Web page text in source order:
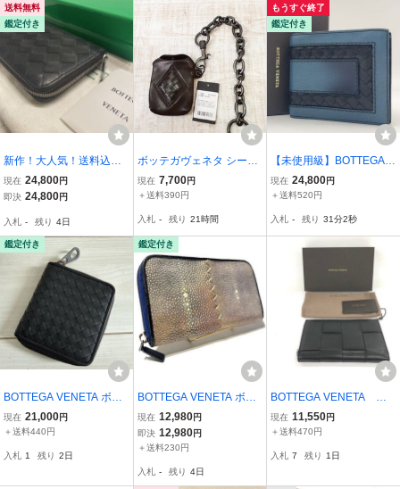
ラウンドジップ
送料無料
鑑定付き
新作！大人気！送料込
み！ BOTTEGA VENETA
ボッテガヴェネタ ラウン
ウォレット 長財布 イン
トレチャート ブラック
現在 24,800円
即決 24,800円
入札 - 残り 4日
ボッテガヴェネタ シープ
スキン コインポケット付
き ウォレットチェーン
Aランク】d6BE
現在 7,700円
＋送料390円
入札 - 残り 21時間
もうすぐ終了
鑑定付き
【未使用級】BOTTEGA V
ENETA ボッテガヴェネタ
イントレチャート 切り替
クトウォレット 折り財布
メンズ 箱付き
現在 24,800円
＋送料520円
入札 - 残り 31分1秒
鑑定付き
BOTTEGA VENETA ボッ
テガヴェネタ イントレチ
ャート ラウンドファスナ
現在 21,000円
＋送料440円
入札 1 残り 2日
鑑定付き
BOTTEGA VENETA ボッ
テガヴェネタ スティング
レイ ガルーシャ 長財布
ラウンドファスナー エイ
現在 12,980円
即決 12,980円
＋送料230円
入札 - 残り 4日
BOTTEGA VENETA ボ
ッテガヴェネタ 財布
イントレチャート P029
【EHAF6004】
現在 11,550円
＋送料470円
入札 7 残り 1日